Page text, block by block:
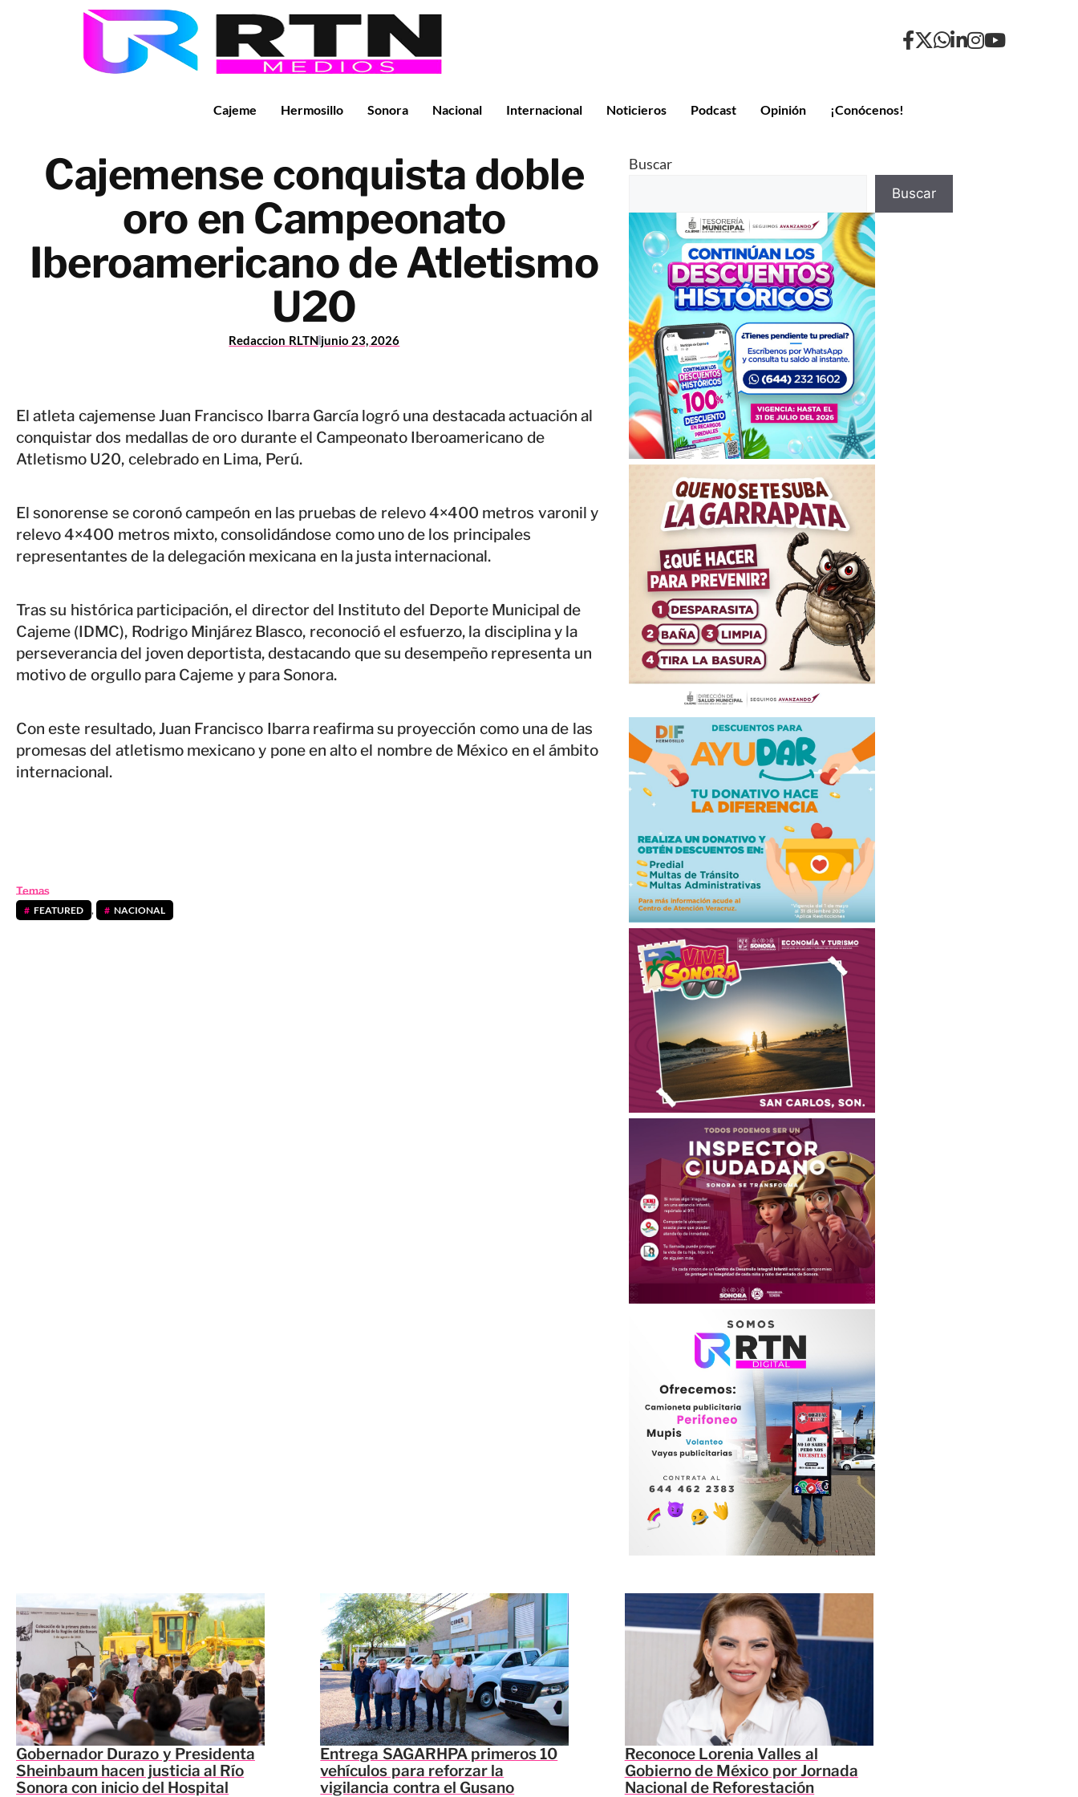
Cajeme Hermosillo Sonora Nacional Internacional Noticieros Podcast Opinión ¡Conócenos!
Cajemense conquista doble
oro en Campeonato
Iberoamericano de Atletismo
U20
Redaccion RLTNjunio 23, 2026
El atleta cajemense Juan Francisco Ibarra García logró una destacada actuación al
conquistar dos medallas de oro durante el Campeonato Iberoamericano de
Atletismo U20, celebrado en Lima, Perú.
El sonorense se coronó campeón en las pruebas de relevo 4×400 metros varonil y
relevo 4×400 metros mixto, consolidándose como uno de los principales
representantes de la delegación mexicana en la justa internacional.
Tras su histórica participación, el director del Instituto del Deporte Municipal de
Cajeme (IDMC), Rodrigo Minjárez Blasco, reconoció el esfuerzo, la disciplina y la
perseverancia del joven deportista, destacando que su desempeño representa un
motivo de orgullo para Cajeme y para Sonora.
Con este resultado, Juan Francisco Ibarra reafirma su proyección como una de las
promesas del atletismo mexicano y pone en alto el nombre de México en el ámbito
internacional.
Temas
FEATURED , NACIONAL
Buscar
Buscar
Gobernador Durazo y Presidenta
Sheinbaum hacen justicia al Río
Sonora con inicio del Hospital
Entrega SAGARHPA primeros 10
vehículos para reforzar la
vigilancia contra el Gusano
Reconoce Lorenia Valles al
Gobierno de México por Jornada
Nacional de Reforestación